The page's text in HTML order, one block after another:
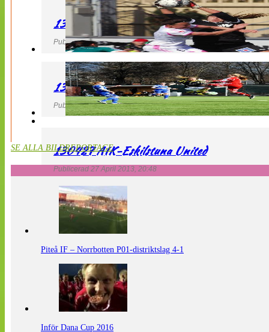
130427 IF Limhamn Bunkeflo – QBIK
Publicerad 27 April 2013, 21:10
130427 LdB FC Malmö – Mallbackens IF
Publicerad 27 April 2013, 20:54
130427 AIK-Eskilstuna United
Publicerad 27 April 2013, 20:48
SE ALLA BILDREPORTAGE
Piteå IF – Norrbotten P01-distriktslag 4-1
Inför Dana Cup 2016